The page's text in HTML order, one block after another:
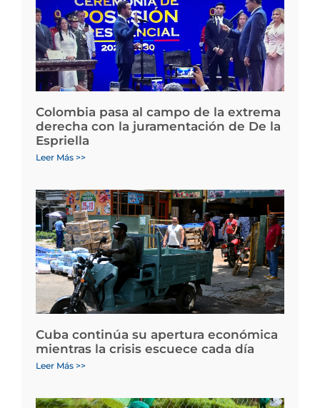
Colombia pasa al campo de la extrema
derecha con la juramentación de De la
Espriella
Leer Más >>
Cuba continúa su apertura económica
mientras la crisis escuece cada día
Leer Más >>